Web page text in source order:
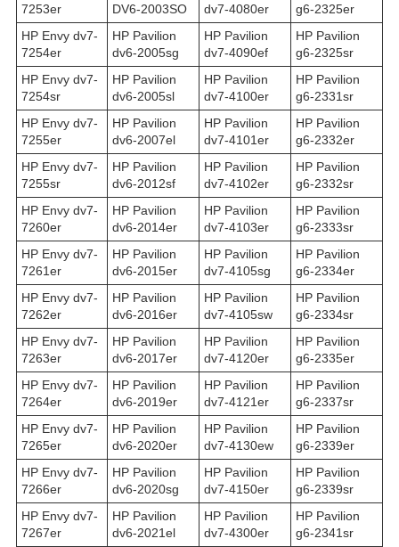
7253er
DV6-2003SO
dv7-4080er
g6-2325er
HP Envy dv7-
7254er
HP Pavilion
dv6-2005sg
HP Pavilion
dv7-4090ef
HP Pavilion
g6-2325sr
HP Envy dv7-
7254sr
HP Pavilion
dv6-2005sl
HP Pavilion
dv7-4100er
HP Pavilion
g6-2331sr
HP Envy dv7-
7255er
HP Pavilion
dv6-2007el
HP Pavilion
dv7-4101er
HP Pavilion
g6-2332er
HP Envy dv7-
7255sr
HP Pavilion
dv6-2012sf
HP Pavilion
dv7-4102er
HP Pavilion
g6-2332sr
HP Envy dv7-
7260er
HP Pavilion
dv6-2014er
HP Pavilion
dv7-4103er
HP Pavilion
g6-2333sr
HP Envy dv7-
7261er
HP Pavilion
dv6-2015er
HP Pavilion
dv7-4105sg
HP Pavilion
g6-2334er
HP Envy dv7-
7262er
HP Pavilion
dv6-2016er
HP Pavilion
dv7-4105sw
HP Pavilion
g6-2334sr
HP Envy dv7-
7263er
HP Pavilion
dv6-2017er
HP Pavilion
dv7-4120er
HP Pavilion
g6-2335er
HP Envy dv7-
7264er
HP Pavilion
dv6-2019er
HP Pavilion
dv7-4121er
HP Pavilion
g6-2337sr
HP Envy dv7-
7265er
HP Pavilion
dv6-2020er
HP Pavilion
dv7-4130ew
HP Pavilion
g6-2339er
HP Envy dv7-
7266er
HP Pavilion
dv6-2020sg
HP Pavilion
dv7-4150er
HP Pavilion
g6-2339sr
HP Envy dv7-
7267er
HP Pavilion
dv6-2021el
HP Pavilion
dv7-4300er
HP Pavilion
g6-2341sr